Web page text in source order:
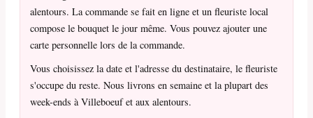
alentours. La commande se fait en ligne et un fleuriste local
compose le bouquet le jour même. Vous pouvez ajouter une
carte personnelle lors de la commande.
Vous choisissez la date et l'adresse du destinataire, le fleuriste
s'occupe du reste. Nous livrons en semaine et la plupart des
week-ends à Villeboeuf et aux alentours.